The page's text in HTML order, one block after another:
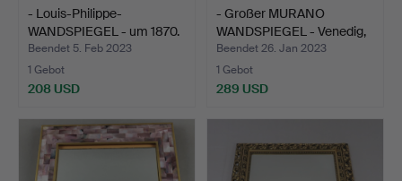
- Louis-Philippe-
WANDSPIEGEL - um 1870.
Beendet 5. Feb 2023
1 Gebot
208 USD
- Großer MURANO
WANDSPIEGEL - Venedig,
Ita…
Beendet 26. Jan 2023
1 Gebot
289 USD